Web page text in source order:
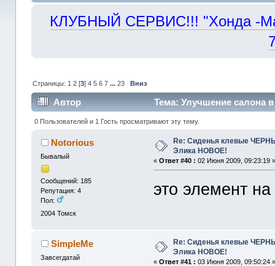
КЛУБНЫЙ СЕРВИС!!! "Хонда -
Страницы: 1 2[3] 4 5 6 7 ... 23 Вниз
Автор Тема: Улучшение салона
0 Пользователей и 1 Гость просматривают эту тему.
Notorious
Бывалый
Сообщений: 185
Репутация: 4
Пол:
2004 Томск
Re: Сиденья клевые
Элика НОВОЕ!
«Ответ #40 : 02 Июня 2009, 09:23:19
это элемент
SimpleMe
Завсегдатай
Re: Сиденья клевые
Элика НОВОЕ!
«Ответ #41 : 03 Июня 2009, 09:50:24